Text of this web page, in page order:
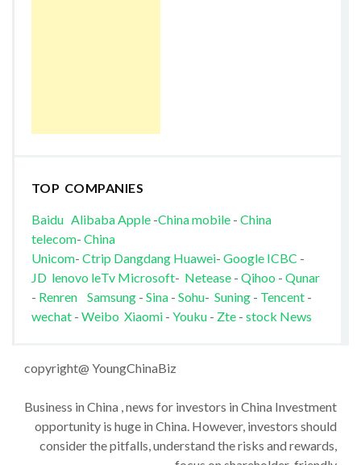
TOP COMPANIES
Baidu AlibabaApple-China mobile- China
telecom- China
Unicom- Ctrip Dangdang Huawei- Google ICBC -
JD lenovo leTv Microsoft- Netease- Qihoo - Qunar
- Renren Samsung- Sina- Sohu- Suning- Tencent-
wechat - Weibo Xiaomi- Youku - Zte- stock News
copyright@ YoungChinaBiz
Business in China , news for investors in China Investment
opportunity is huge in China. However, investors should
consider the pitfalls, understand the risks and rewards,